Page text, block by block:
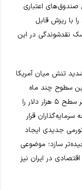
اعتباری
با ریزش قابل
نقدشوندگی در این
تنش میان آمریکا
سطوح چند ماه
نیز بار دیگر سطح ۵ هزار دلار را
قرار
جدیدی ایجاد
سازد؛ موضوعی
در ایران نیز